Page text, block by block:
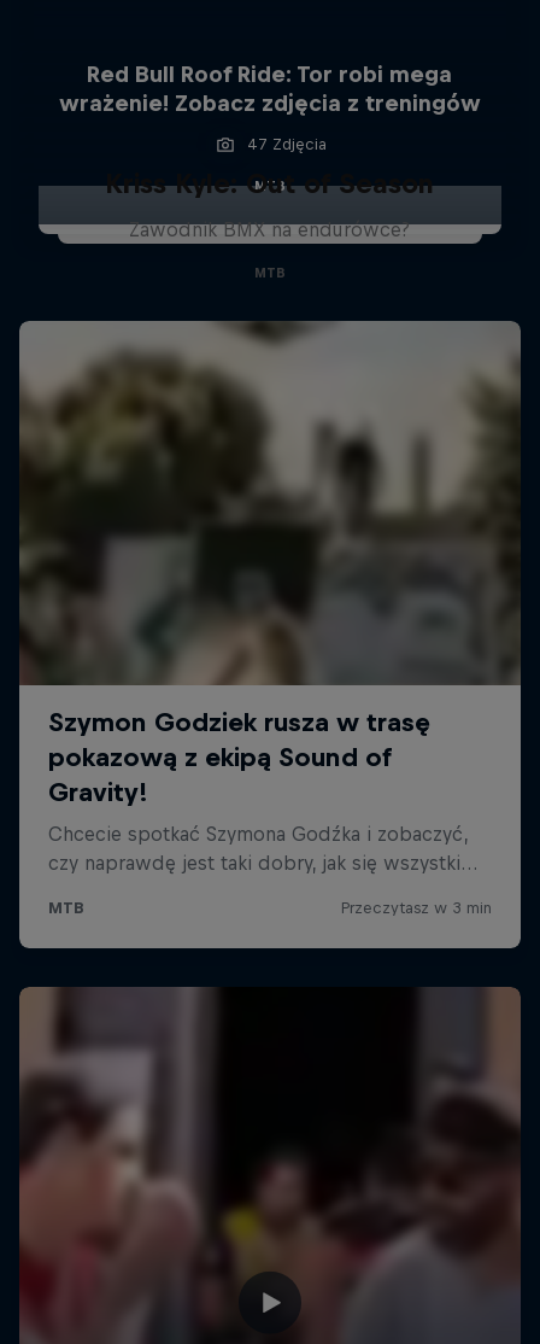
Red Bull Roof Ride: Tor robi mega
wrażenie! Zobacz zdjęcia z treningów
47 Zdjęcia
MTB
Kriss Kyle: Out of Season
Zawodnik BMX na endurówce?
MTB